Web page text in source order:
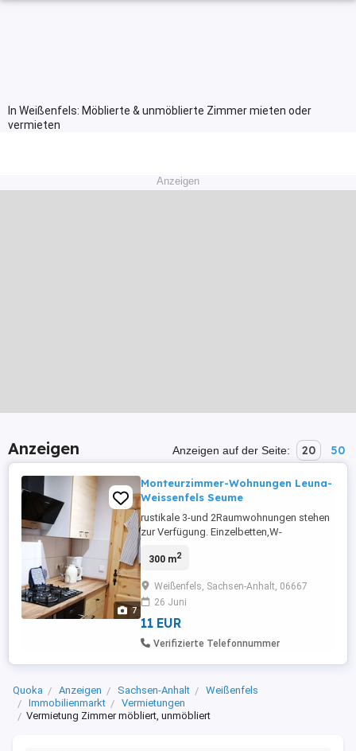
In Weißenfels: Möblierte & unmöblierte Zimmer mieten oder
vermieten
Anzeigen
Anzeigen Anzeigen auf der Seite: 20 50
7
Monteurzimmer-Wohnungen Leuna-
Weissenfels Seume
rustikale 3-und 2Raumwohnungen stehen
zur Verfügung. Einzelbetten,W-
komplette Küche sind freundlich
Wohnungen befinden sich in einem
Mehrfamilienhaus in einer ruhigen
Nebenstraße in Weissenfels. 11,00 Euro
12,00Euro ...
300 m2
Weißenfels, Sachsen-Anhalt, 06667
26 Juni
11 EUR
Verifizierte Telefonnummer
Quoka Anzeigen Sachsen-Anhalt
Weißenfels
Immobilienmarkt
Vermietungen
Vermietung Zimmer möbliert, unmöbliert